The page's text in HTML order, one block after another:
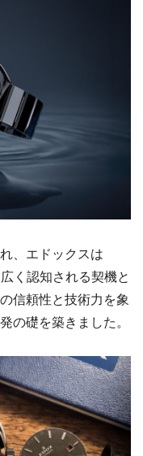
、エドックスは
く認知される契機と
信頼性と技術力を象
の礎を築きました。